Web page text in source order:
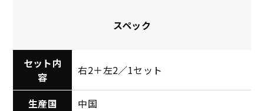
スペック
セット内
容
右2＋左2／1セット
生産国 中国